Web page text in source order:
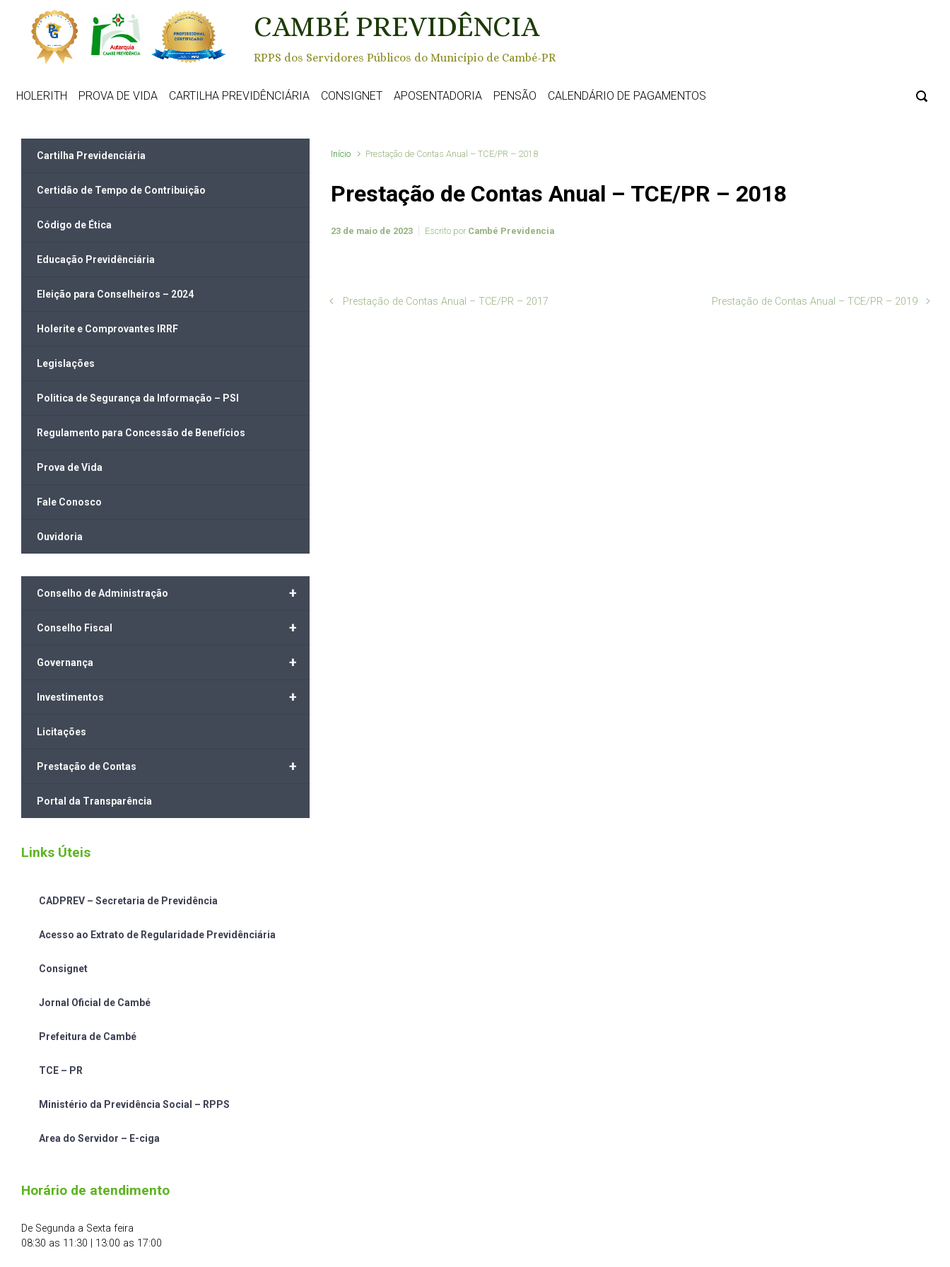
Skip to main content
CAMBÉ PREVIDÊNCIA
RPPS dos Servidores Públicos do Município de Cambé-PR
HOLERITH PROVA DE VIDA CARTILHA PREVIDÊNCIÁRIA CONSIGNET APOSENTADORIA PENSÃO CALENDÁRIO DE PAGAMENTOS
Início Prestação de Contas Anual – TCE/PR – 2018
Prestação de Contas Anual – TCE/PR – 2018
23 de maio de 2023 Escrito por Cambé Previdencia
Prestação de Contas Anual – TCE/PR – 2017 Prestação de Contas Anual – TCE/PR – 2019
Cartilha Previdenciária
Certidão de Tempo de Contribuição
Código de Ética
Educação Previdênciária
Eleição para Conselheiros – 2024
Holerite e Comprovantes IRRF
Legislações
Politica de Segurança da Informação – PSI
Regulamento para Concessão de Benefícios
Prova de Vida
Fale Conosco
Ouvidoria
+
Conselho de Administração
+
Conselho Fiscal
+
Governança
+
Investimentos
Licitações
+
Prestação de Contas
Portal da Transparência
Links Úteis
CADPREV – Secretaria de Previdência
Acesso ao Extrato de Regularidade Previdênciária
Consignet
Jornal Oficial de Cambé
Prefeitura de Cambé
TCE – PR
Ministério da Previdência Social – RPPS
Area do Servidor – E-ciga
Horário de atendimento
De Segunda a Sexta feira
08:30 as 11:30 | 13:00 as 17:00